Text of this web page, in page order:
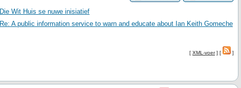
Die Wit Huis se nuwe inisiatief
Re: A public information service to warn and educate about Ian Keith Gomeche
[ XML-voer] [ ]